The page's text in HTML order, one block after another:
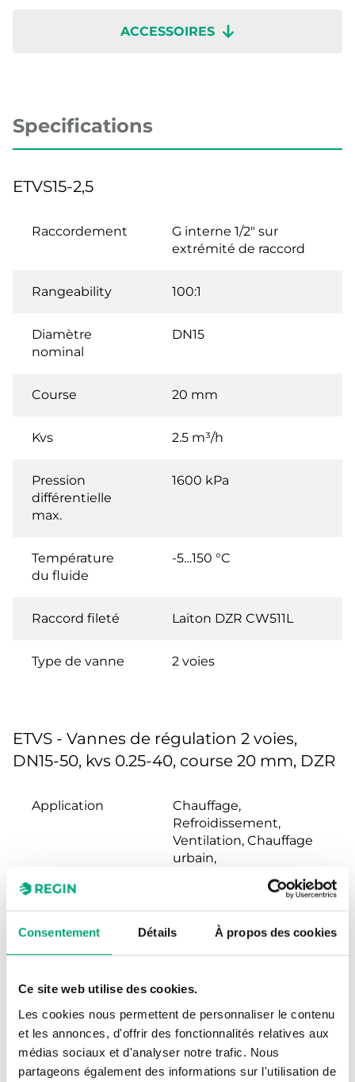
Consentement Détails À propos des cookies
Ce site web utilise des cookies.
Les cookies nous permettent de personnaliser le contenu
et les annonces, d'offrir des fonctionnalités relatives aux
médias sociaux et d'analyser notre trafic. Nous
partageons également des informations sur l'utilisation de
ACCESSOIRES
Specifications
ETVS15-2,5
Raccordement
G interne 1/2" sur
extrémité de raccord
Rangeability 100:1
Diamètre
nominal
DN15
Course 20 mm
Kvs 2.5 m³/h
Pression
différentielle
max.
1600 kPa
Température
du fluide
-5…150 °C
Raccord fileté Laiton DZR CW511L
Type de vanne 2 voies
ETVS - Vannes de régulation 2 voies,
DN15-50, kvs 0.25-40, course 20 mm, DZR
Application
Chauffage,
Refroidissement,
Ventilation, Chauffage
urbain,
Refroidissement urbain
pression
raccordement
to ISO 228/1
Caractéristiques
de débit
Pourcentage égal